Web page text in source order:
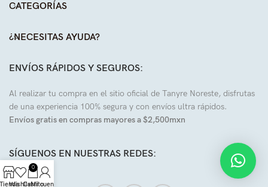
CATEGORÍAS
¿NECESITAS AYUDA?
ENVÍOS RÁPIDOS Y SEGUROS:
Al realizar tu compra en el sitio oficial de Tanyre Noreste, disfrutas
de una experiencia 100% segura y con envíos ultra rápidos.
Envíos gratis en compras mayores a $2,500mxn
SÍGUENOS EN NUESTRAS REDES:
Wishlist
0
Carrito
Mi cuenta